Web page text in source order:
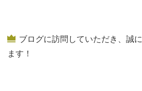
ブログに訪問していただき、誠
ます！